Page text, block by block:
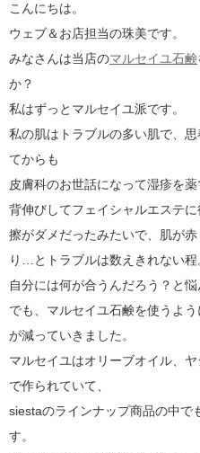
こんにちは。
ウェブ＆お店担当の珠美です。
みなさんは当店のマルセイユ石鹸
か？
私はずっとマルセイユ派です。
私の肌はトラブルの多い肌で、
てからも
皮膚科のお世話になって湿疹を薬
背伸びしてフェイシャルエステ
擦がダメだったみたいで、肌が
り…とトラブルは数えきれない程
自分には何が合うんだろう？と
でも、マルセイユ石鹸を使うよ
が減っていきました。
マルセイユはオリーブオイル、
で作られていて、
siestaのラインナップ商品の中で
す。